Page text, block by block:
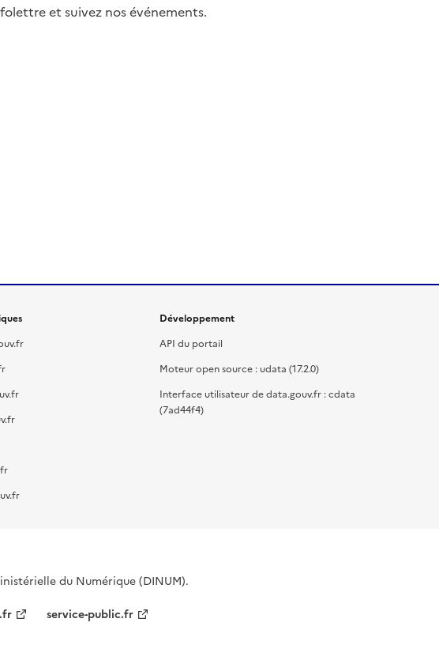
et suivez nos événements.
Développement
API du portail
Moteur open source : udata (17.2.0)
Interface utilisateur de data.gouv.fr : cdata
(7ad44f4)
du Numérique (DINUM).
service-public.fr